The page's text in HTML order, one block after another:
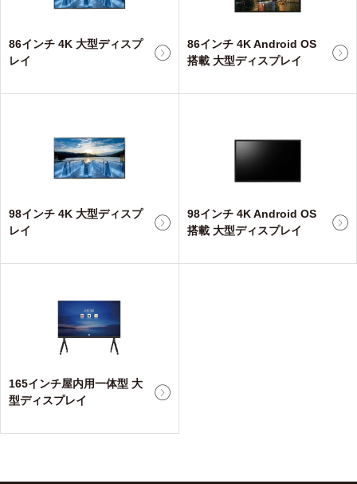
86インチ 4K 大型ディスプ
レイ
86インチ 4K Android OS
搭載 大型ディスプレイ
98インチ 4K 大型ディスプ
レイ
98インチ 4K Android OS
搭載 大型ディスプレイ
165インチ屋内用一体型 大
型ディスプレイ